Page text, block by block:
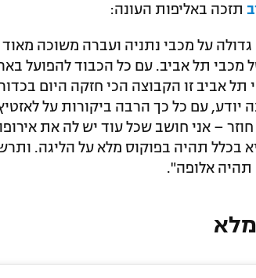
תזכה באליפות העונה:
על מכבי נתניה ועברה משוכה
מכבי תל אביב. עם כל הכבוד להפועל
תל אביב זו הקבוצה הכי חזקה היום
עם כל כך הרבה ביקורות על
– אני חושב שכל עוד יש לה את
בכלל תהיה בפוקוס מלא על הליגה.
אלופה".